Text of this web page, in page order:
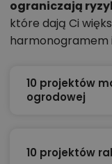
ograniczają
które dają Ci
harmonogramem
10 projektów
ogrodowej
10 projektów